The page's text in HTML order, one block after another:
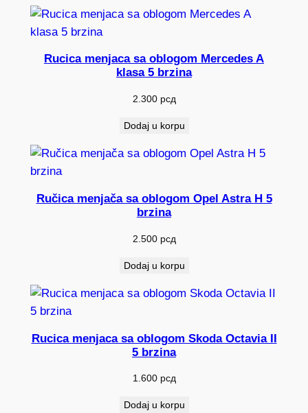
Rucica menjaca sa oblogom Mercedes A
klasa 5 brzina
2.300 рсд
Dodaj u korpu
Ručica menjača sa oblogom Opel Astra H 5
brzina
2.500 рсд
Dodaj u korpu
Rucica menjaca sa oblogom Skoda Octavia II
5 brzina
1.600 рсд
Dodaj u korpu